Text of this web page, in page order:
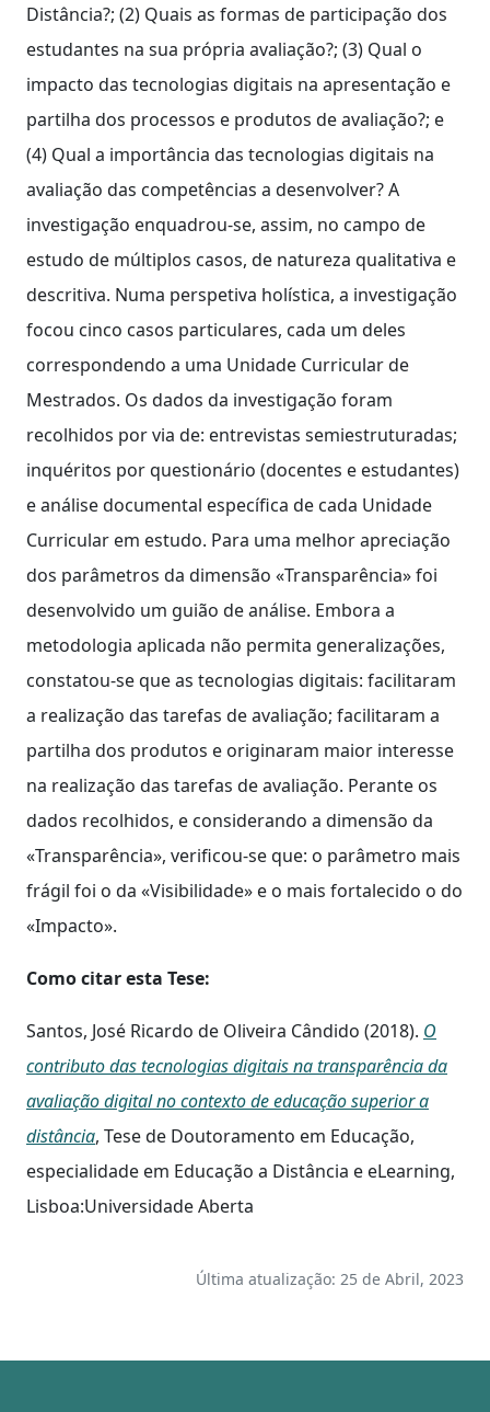
Distância?; (2) Quais as formas de participação dos
estudantes na sua própria avaliação?; (3) Qual o
impacto das tecnologias digitais na apresentação e
partilha dos processos e produtos de avaliação?; e
(4) Qual a importância das tecnologias digitais na
avaliação das competências a desenvolver? A
investigação enquadrou-se, assim, no campo de
estudo de múltiplos casos, de natureza qualitativa e
descritiva. Numa perspetiva holística, a investigação
focou cinco casos particulares, cada um deles
correspondendo a uma Unidade Curricular de
Mestrados. Os dados da investigação foram
recolhidos por via de: entrevistas semiestruturadas;
inquéritos por questionário (docentes e estudantes)
e análise documental específica de cada Unidade
Curricular em estudo. Para uma melhor apreciação
dos parâmetros da dimensão «Transparência» foi
desenvolvido um guião de análise. Embora a
metodologia aplicada não permita generalizações,
constatou-se que as tecnologias digitais: facilitaram
a realização das tarefas de avaliação; facilitaram a
partilha dos produtos e originaram maior interesse
na realização das tarefas de avaliação. Perante os
dados recolhidos, e considerando a dimensão da
«Transparência», verificou-se que: o parâmetro mais
frágil foi o da «Visibilidade» e o mais fortalecido o do
«Impacto».
Como citar esta Tese:
Santos, José Ricardo de Oliveira Cândido (2018). O
contributo das tecnologias digitais na transparência da
avaliação digital no contexto de educação superior a
distância, Tese de Doutoramento em Educação,
especialidade em Educação a Distância e eLearning,
Lisboa:Universidade Aberta
Última atualização: 25 de Abril, 2023